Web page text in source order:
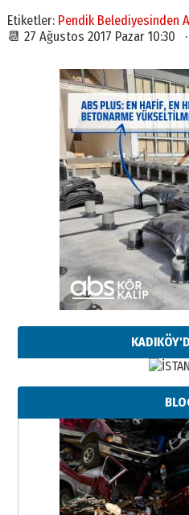
Etiketler: Pendik Belediyesinden
📆 27 Ağustos 2017 Pazar